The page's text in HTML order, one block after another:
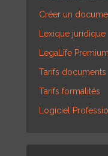
Créer un
Lexique juridique
LegaLife Premium
Tarifs documents
Tarifs formalités
Logiciel